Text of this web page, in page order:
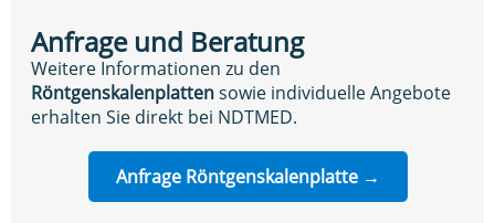
Anfrage und Beratung
Weitere Informationen zu den
Röntgenskalenplattensowie individuelle Angebote
erhalten Sie direkt bei NDTMED.
Anfrage Röntgenskalenplatte →